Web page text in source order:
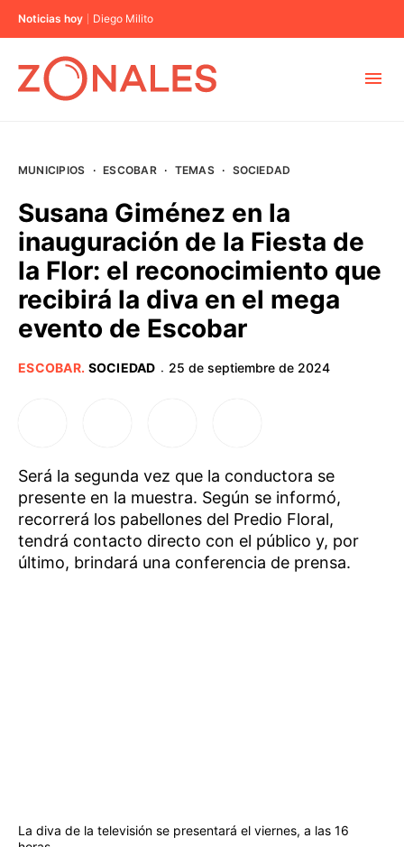
Noticias hoy Diego Milito
BUENOS AIRES
PROVINCIAS
MUNICIPIOS · ESCOBAR · TEMAS · SOCIEDAD
Susana Giménez en la
inauguración de la Fiesta de
la Flor: el reconocimiento que
recibirá la diva en el mega
evento de Escobar
ESCOBAR. SOCIEDAD · 25 de septiembre de 2024
Será la segunda vez que la conductora se
presente en la muestra. Según se informó,
recorrerá los pabellones del Predio Floral,
tendrá contacto directo con el público y, por
último, brindará una conferencia de prensa.
La diva de la televisión se presentará el viernes, a las 16